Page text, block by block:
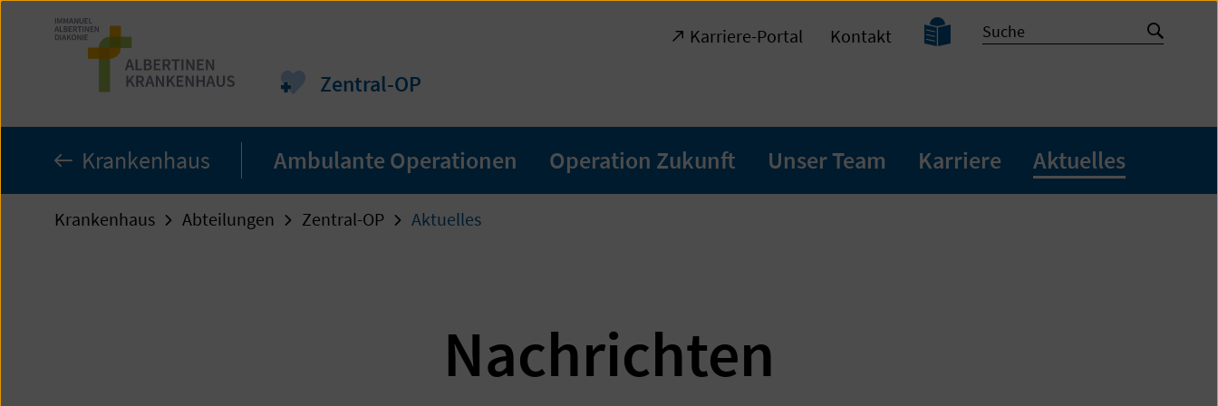
Zum
Seiteninhalt
Zentral-OP
Karriere-Portal Kontakt
Leichte
Sprache
Suche
Suche
starten
Krankenhaus Ambulante Operationen Operation Zukunft Unser Team Karriere Aktuelles
Krankenhaus Abteilungen Zentral-OP Aktuelles
Nachrichten